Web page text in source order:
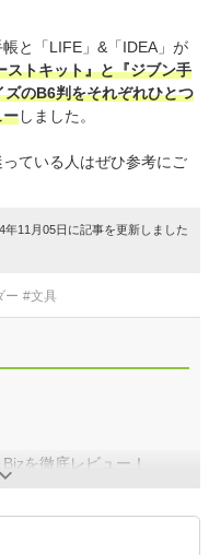
と「LIFE」&「IDEA」が
ストキット』と『ジブン手
のB6判をそれぞれひとつ
ーしました。
ている人はぜひ参考にご
11月05日に記事を更新しました
ー #文具
を徹底レビュー！